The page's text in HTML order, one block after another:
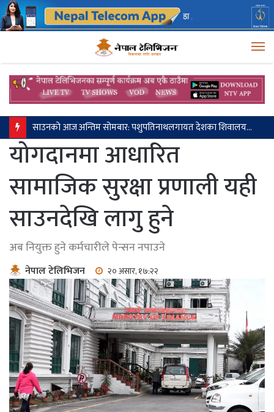
साउनको आज अन्तिम सोमबार: पशुपतिनाथलगायत देशका शिवालयहरुमा दर्शनार्थीको घुइँचो
योगदानमा आधारित
सामाजिक सुरक्षा प्रणाली यही
साउनदेखि लागु हुने
अब नियुक्त हुने कर्मचारीले पेन्सन नपाउने
नेपाल टेलिभिजन २० असार, १७:२२